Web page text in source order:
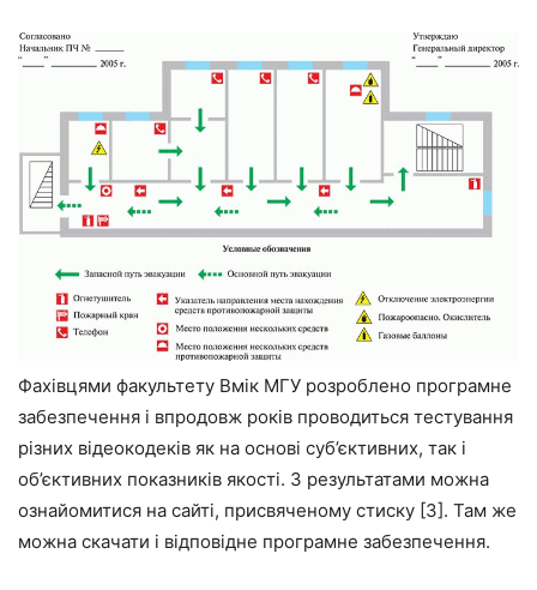
Фахівцями факультету Вмік МГУ розроблено програмне
забезпечення і впродовж років проводиться тестування
різних відеокодеків як на основі суб’єктивних, так і
об’єктивних показників якості. З результатами можна
ознайомитися на сайті, присвяченому стиску [3]. Там же
можна скачати і відповідне програмне забезпечення.